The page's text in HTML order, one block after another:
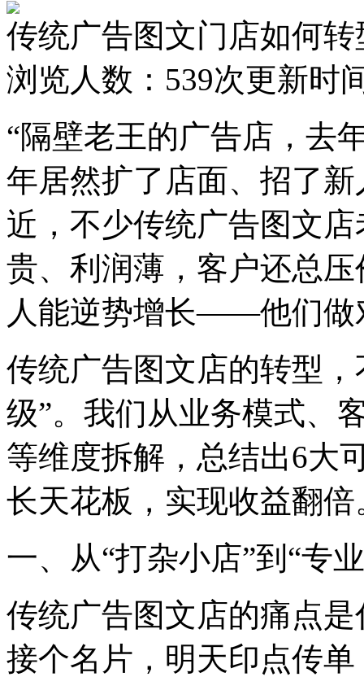
传统广告图文门店如何
浏览人数： 539次更新时
“隔壁老王的广告店，去
年居然扩了店面、招了
近，不少传统广告图文
贵、利润薄，客户还总
人能逆势增长——他们做
传统广告图文店的转型
级”。我们从业务模式、
等维度拆解，总结出6大
长天花板，实现收益翻倍
一、从“打杂小店”到“专
传统广告图文店的痛点
接个名片，明天印点传